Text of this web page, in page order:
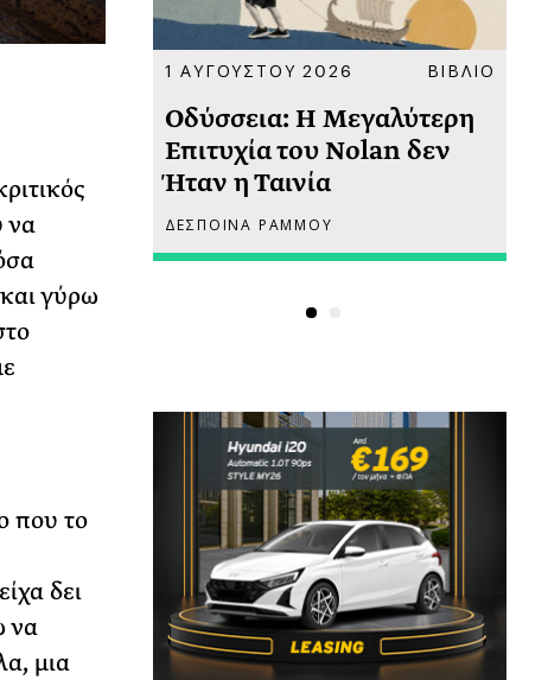
να
γύρω
που το
δει
να
μια
1 ΑΥΓΟΥΣΤΟΥ 2026 ΒΙΒΛΙΟ
Οδύσσεια: Η Μεγαλύτερη
Επιτυχία του Nolan δεν
Ήταν η Ταινία
ΔΕΣΠΟΙΝΑ ΡΑΜΜΟΥ